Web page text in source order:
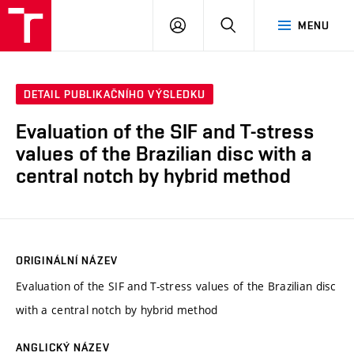
MENU
PŘIHLÁSIT
DETAIL PUBLIKAČNÍHO VÝSLEDKU
Evaluation of the SIF and T-stress
values of the Brazilian disc with a
central notch by hybrid method
ORIGINÁLNÍ NÁZEV
Evaluation of the SIF and T-stress values of the Brazilian disc
with a central notch by hybrid method
ANGLICKÝ NÁZEV